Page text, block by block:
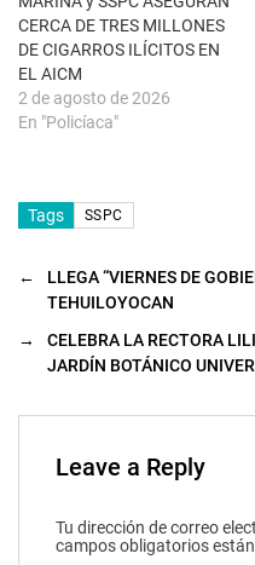
CERCA DE TRES MILLONES
DE CIGARROS ILÍCITOS EN
EL AICM
2 de agosto de 2026
En "Policíaca"
Tags SSPC
←
LLEGA “VIERNES DE
TEHUILOYOCAN
→
CELEBRA LA RECTORA
JARDÍN BOTÁNICO
Leave a Reply
Tu dirección de correo
campos obligatorios